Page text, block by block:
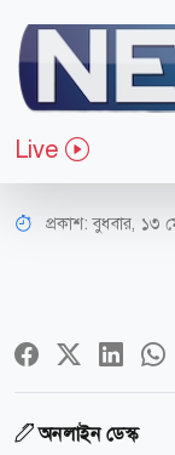
Live
আন্তর্জাতিক
ইরান-
প্রকাশ:বুধবার, ১৩
অনলাইন ডেস্ক